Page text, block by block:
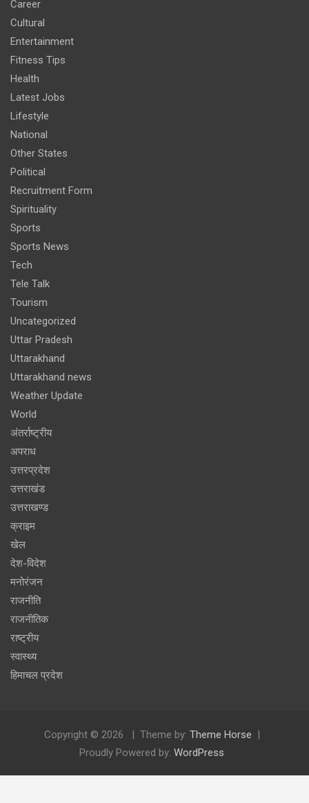
Career
Cultural
Entertainment
Fitness Tips
Health
Latest Jobs
Lifestyle
National
Other States
Political
Recruitment Form
Spirituality
Sports
Sports News
Tech
Tele Talk
Tourism
Uncategorized
Uttar Pradesh
Uttarakhand
Uttarakhand news
Weather Update
World
अंतर्राष्ट्रीय
अपराध
उत्तरप्रदेश
उत्तराखंड
उत्तराखण्ड
क्राइम
खेल
देश-विदेश
मनोरंजन
राजनीति
राजनीतिक
राष्ट्रीय
स्वास्थ्य
हिमाचल प्रदेश
Copyright © 2026 Theme by: Theme Horse
Proudly Powered by: WordPress